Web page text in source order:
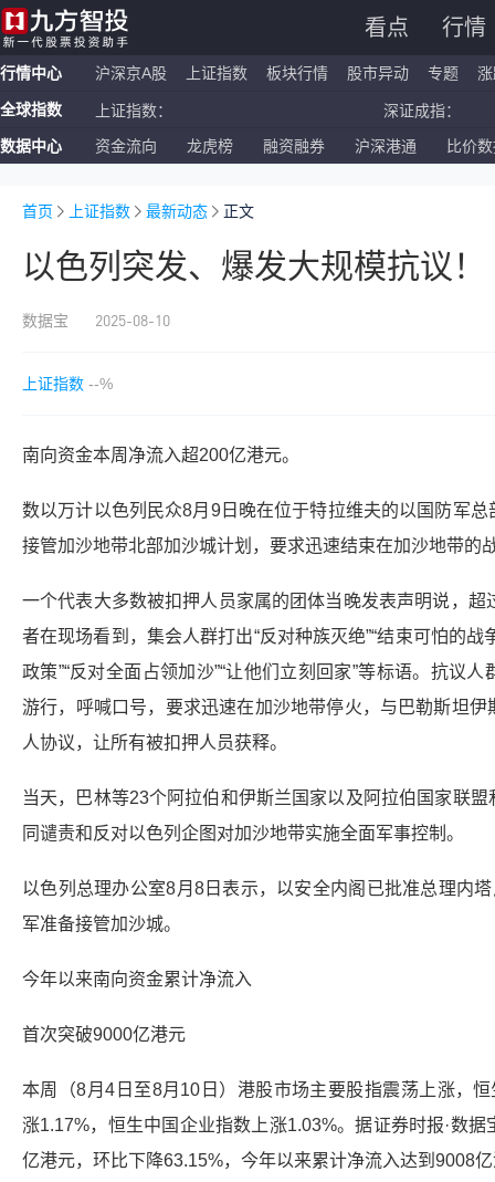
看点 行情
行情中心 沪深京A股 上证指数 板块行情 股市异动 专题
全球指数 上证指数： 深证成指：
恒生指数： 国企指数：
数据中心 资金流向 龙虎榜 融资融券 沪深港通 比价
首页 上证指数 最新动态 正文
以色列突发、爆发大规模抗议！
数据宝 2025-08-10
上证指数 --%
南向资金本周净流入超200亿港元。
数以万计以色列民众8月9日晚在位于特拉维夫的以国防军
接管加沙地带北部加沙城计划，要求迅速结束在加沙地带的
一个代表大多数被扣押人员家属的团体当晚发表声明说，
者在现场看到，集会人群打出“反对种族灭绝”“结束可怕的战
政策”“反对全面占领加沙”“让他们立刻回家”等标语。抗议
游行，呼喊口号，要求迅速在加沙地带停火，与巴勒斯坦
人协议，让所有被扣押人员获释。
当天，巴林等23个阿拉伯和伊斯兰国家以及阿拉伯国家联
同谴责和反对以色列企图对加沙地带实施全面军事控制。
以色列总理办公室8月8日表示，以安全内阁已批准总理内
军准备接管加沙城。
今年以来南向资金累计净流入
首次突破9000亿港元
本周（8月4日至8月10日）港股市场主要股指震荡上涨，恒
涨1.17%，恒生中国企业指数上涨1.03%。据证券时报·数
亿港元，环比下降63.15%，今年以来累计净流入达到9008